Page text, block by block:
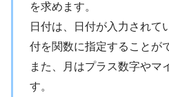
を求めます。
日付は、日付が入力されて
付を関数に指定することが
また、月はプラス数字やマ
す。